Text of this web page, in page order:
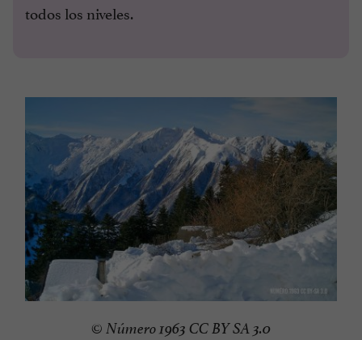
todos los niveles.
© Número 1963 CC BY SA 3.0